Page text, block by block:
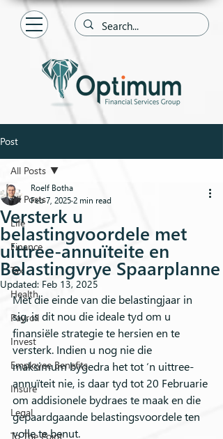
Post
All Posts
Life
Finance
Tax
Health
Payroll
Invest
Employee Benefits
Insure
Legal
To The Point
All Posts
Versterk u
belastingvoordele met
uittree-annuïteite en
Belastingvrye Spaarplanne
Roelf Botha
Feb 7, 2025 2 min read
Updated: Feb 13, 2025
Met die einde van die belastingjaar in
sig, is dit nou die ideale tyd om u
finansiële strategie te hersien en te
versterk. Indien u nog nie die
maksimum bygedra het tot ‘n uittree-
annuïteit nie, is daar tyd tot 20 Februarie
om addisionele bydraes te maak en die
gepaardgaande belastingsvoordele ten
volle te benut.